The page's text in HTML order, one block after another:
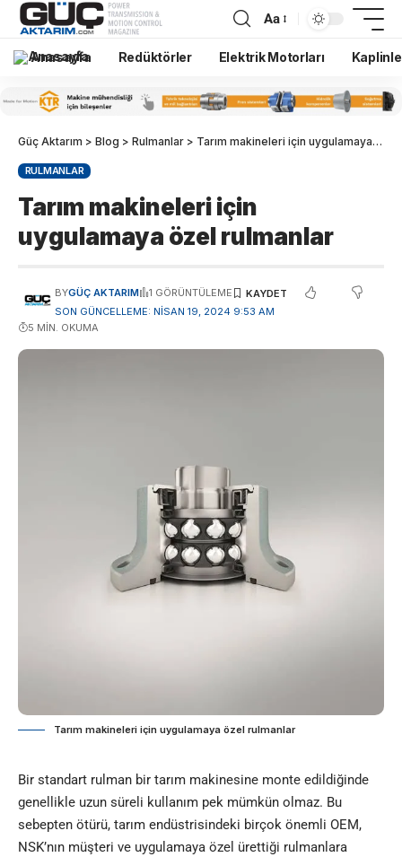
Aa
Anasayfa Redüktörler Elektrik Motorları
Güç Aktarım > Blog > Rulmanlar > Tarım makineleri için uygulamaya özel rulmanlar
RULMANLAR
Tarım makineleri için
uygulamaya özel rulmanlar
SON GÜNCELLEME: NISAN 19, 2024 9:53 AM
BYGÜÇ AKTARIM 1 GÖRÜNTÜLEME
5 MIN. OKUMA
Tarım makineleri için uygulamaya özel rulmanlar
Bir standart rulman bir tarım makinesine monte edildiğinde
genellikle uzun süreli kullanım pek mümkün olmaz. Bu
sebepten ötürü, tarım endüstrisindeki birçok önemli OEM,
NSK’nın müşteri ve uygulamaya özel ürettiği rulmanlara